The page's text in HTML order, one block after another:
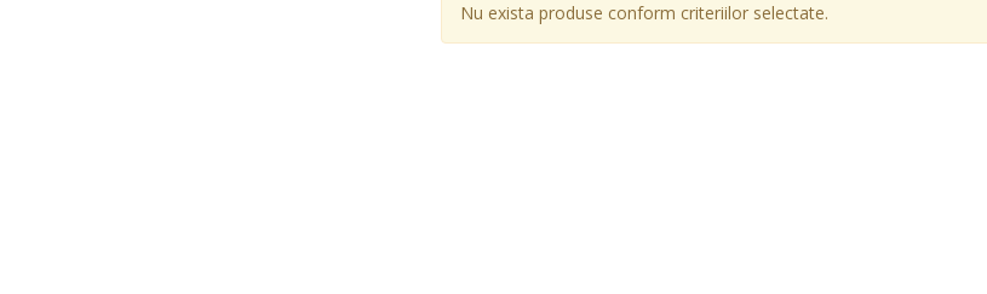
Nu exista produse conform criteriilor selectate.